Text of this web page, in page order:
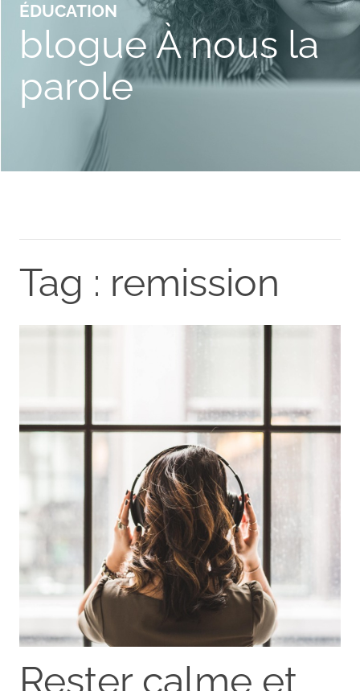
ÉDUCATION
blogue À nous la
parole
Tag : remission
Rester calme et